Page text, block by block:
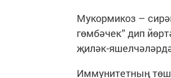
Мукормикоз –
гөмбәчек” дип
җиләк-
Иммунитетның